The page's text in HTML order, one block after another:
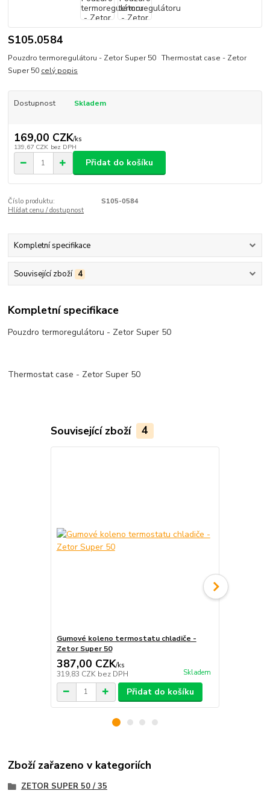
S105.0584
Pouzdro termoregulátoru - Zetor Super 50 Thermostat case - Zetor
Super 50 celý popis
Dostupnost Skladem
169,00 CZK/ks
139,67 CZK bez DPH
Přidat do košíku
Číslo produktu:
S105-0584
Hlídat cenu / dostupnost
Kompletní specifikace
Související zboží 4
Kompletní specifikace
Pouzdro termoregulátoru - Zetor Super 50
Thermostat case - Zetor Super 50
Související zboží 4
Gumové koleno termostatu chladiče -
Zetor Super 50
387,00 CZK/ks
319,83 CZK bez DPH Skladem
Přidat do košíku
Zboží zařazeno v kategoriích
ZETOR SUPER 50 / 35